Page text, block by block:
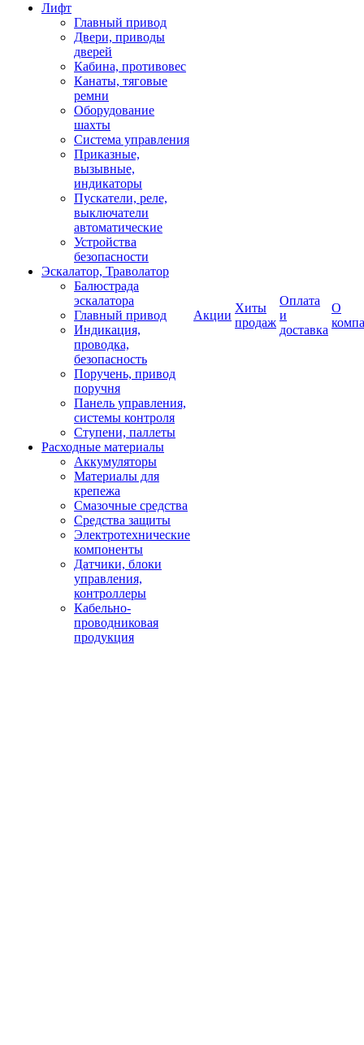
Лифт
Главный привод
Двери, приводы
дверей
Кабина, противовес
Канаты, тяговые
ремни
Оборудование
шахты
Система управления
Приказные,
вызывные,
индикаторы
Пускатели, реле,
выключатели
автоматические
Устройства
безопасности
Эскалатор, Траволатор
Балюстрада
эскалатора
Главный привод
Индикация,
проводка,
безопасность
Поручень, привод
поручня
Панель управления,
системы контроля
Ступени, паллеты
Расходные материалы
Аккумуляторы
Материалы для
крепежа
Смазочные средства
Средства защиты
Электротехнические
компоненты
Датчики, блоки
управления,
контроллеры
Кабельно-
проводниковая
продукция
Акции
Хиты
продаж
Оплата
и
доставка
О